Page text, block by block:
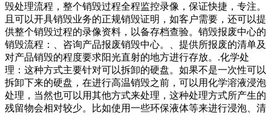
毁处理流程，整个销毁过程全程监控录像，保证快捷，专注。
且可以开具销毁业务的正规销毁证明，如客户需要，还可以提
供整个销毁过程的录像资料，以备存档查验。销毁报废中心的
销毁流程：、咨询产品报废销毁中心。、提供所报废的清单及
对产品销毁的程度要求阳光直射的地方进行存放。.化学处
理：这种方式主要针对可以拆卸的硬盘。如果不是一次性可以
拆卸下来的硬盘，在进行高温销毁之前，可以用化学溶液浸泡
处理，当然也可以用其他方式来处理，这种处理方式所产生的
残留物会相对较少。比如使用一些环保液体等来进行浸泡、清